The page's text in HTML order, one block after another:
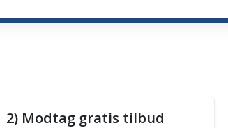
2) Modtag gratis tilbud